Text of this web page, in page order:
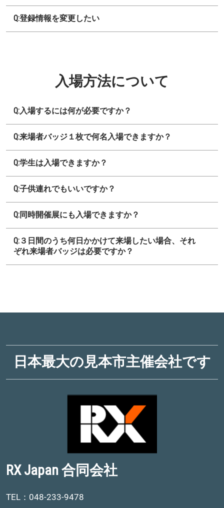
Q:登録情報を変更したい
入場方法について
Q:入場するには何が必要ですか？
Q:来場者バッジ１枚で何名入場できますか？
Q:学生は入場できますか？
Q:子供連れでもいいですか？
Q:同時開催展にも入場できますか？
Q:３日間のうち何日かかけて来場したい場合、それ
ぞれ来場者バッジは必要ですか？
日本最大の見本市主催会社です
RX Japan 合同会社
TEL：048-233-9478